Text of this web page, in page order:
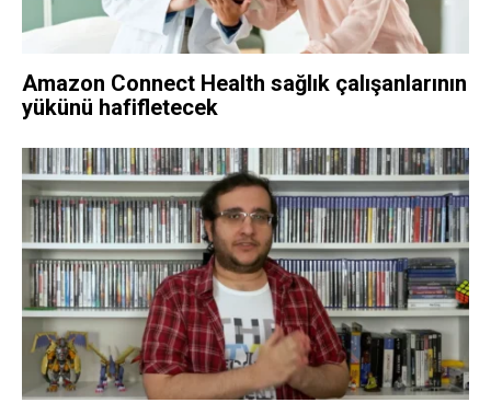
Amazon Connect Health sağlık çalışanlarının
yükünü hafifletecek